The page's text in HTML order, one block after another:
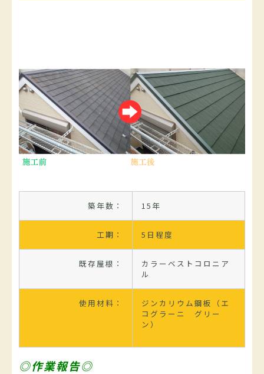
築年数： 15年
工期： 5日程度
既存屋根：
カラーベストコロニア
ル
使用材料：
ジンカリウム鋼板（エ
コグラーニ グリー
ン）
◎作業報告◎